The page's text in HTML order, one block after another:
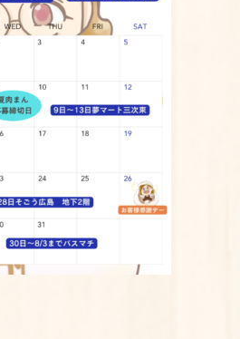
の作り方
し上がり⽅
こだわり